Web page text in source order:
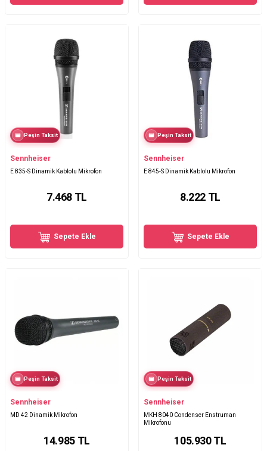
Peşin Taksit
Sennheiser
E 835-S Dinamik Kablolu Mikrofon
7.468 TL
Sepete Ekle
Peşin Taksit
Sennheiser
E 845-S Dinamik Kablolu Mikrofon
8.222 TL
Sepete Ekle
Peşin Taksit
Sennheiser
MD 42 Dinamik Mikrofon
14.985TL
Peşin Taksit
Sennheiser
MKH 8040 Condenser Enstruman
Mikrofonu
105.930TL